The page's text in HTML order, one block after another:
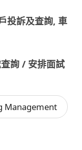
投訴及查詢, 車
詢 / 安排面試
Management